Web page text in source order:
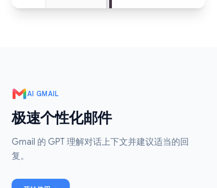
AI GMAIL
极速个性化邮件
Gmail 的 GPT 理解对话上下文并建议适当的回
复。